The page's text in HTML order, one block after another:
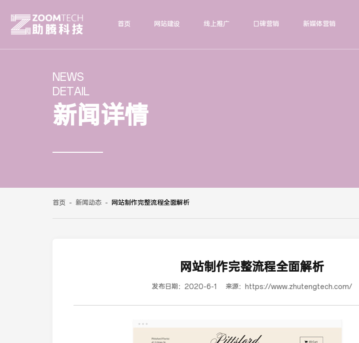
首页 网站建设 线上推广 口碑营销 新媒体营销
NEWS
DETAIL
新闻详情
首页 - 新闻动态 - 网站制作完整流程全面解析
网站制作完整流程全面解析
发布日期： 2020-6-1 来源： https://www.zhutengtech.com/